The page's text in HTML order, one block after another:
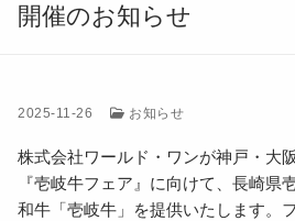
会社案内
‐商社の活動
‐会社概要
卸し販売
フェア・催事
開催のお知らせ
2025-11-26 お知らせ
株式会社ワールド・ワンが神戸・大
『壱岐牛フェア』に向けて、長崎県
和牛「壱岐牛」を提供いたします。